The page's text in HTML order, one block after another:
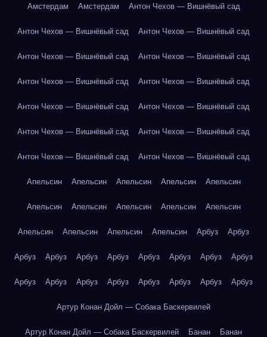
Амстердам Амстердам Антон Чехов — Вишнёвый сад
Антон Чехов — Вишнёвый сад Антон Чехов — Вишнёвый сад
Антон Чехов — Вишнёвый сад Антон Чехов — Вишнёвый сад
Антон Чехов — Вишнёвый сад Антон Чехов — Вишнёвый сад
Антон Чехов — Вишнёвый сад Антон Чехов — Вишнёвый сад
Антон Чехов — Вишнёвый сад Антон Чехов — Вишнёвый сад
Антон Чехов — Вишнёвый сад Антон Чехов — Вишнёвый сад
Апельсин Апельсин Апельсин Апельсин Апельсин
Апельсин Апельсин Апельсин Апельсин Апельсин
Апельсин Апельсин Апельсин Апельсин Арбуз Арбуз
Арбуз Арбуз Арбуз Арбуз Арбуз Арбуз Арбуз Арбуз
Арбуз Арбуз Арбуз Арбуз Арбуз Арбуз Арбуз Арбуз
Артур Конан Дойл — Собака Баскервилей
Артур Конан Дойл — Собака Баскервилей Банан Банан